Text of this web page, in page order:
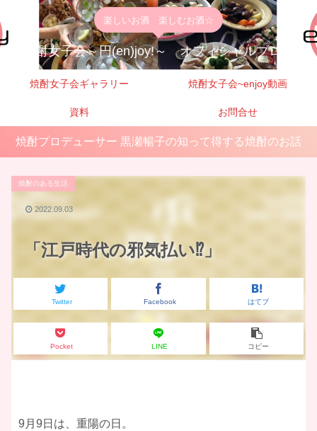
楽しいお酒 楽しむお酒☆
焼酎女子会～円(en)joy!～ オフィシャルブログ
焼酎女子会ギャラリー 焼酎女子会~enjoy動画
資料 お問合せ
焼酎プロデューサー 黒瀬暢子の知って得する焼酎のお話
「江戸時代の邪気払い⁉️」
焼酎のある生活
Twitter Facebook はてブ
Pocket LINE コピー
2022.09.03
9月9日は、重陽の日。